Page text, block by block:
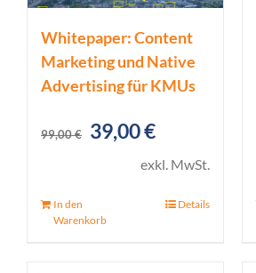
Whitepaper: Content
Marketing und Native
Advertising für KMUs
99,00€
Ursprünglicher
99,00 €
39,00€Aktueller
Preis
exkl. MwSt.
In den
Warenkorb
Details